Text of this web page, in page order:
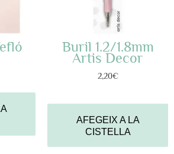
Buril 1.2/1.8mm
Artis Decor
2,20€
AFEGEIX A LA
CISTELLA